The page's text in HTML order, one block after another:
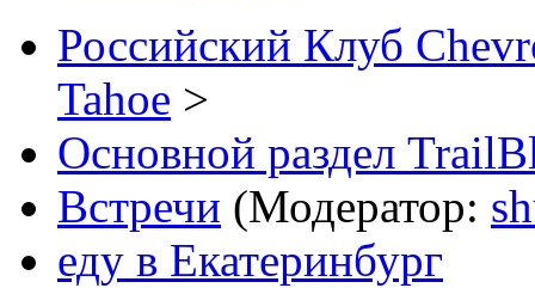
Российский Клуб
Tahoe >
Основной раздел
Встречи (Модератор:
еду в Екатеринбург